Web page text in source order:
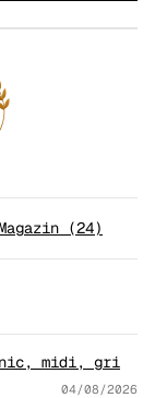
(24)
midi, gri
04/08/2026